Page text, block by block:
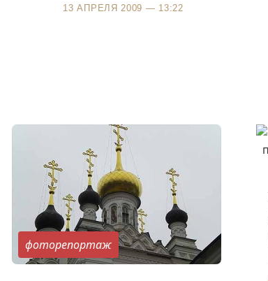
13 АПРЕЛЯ 2009 — 13:22
фоторепортаж